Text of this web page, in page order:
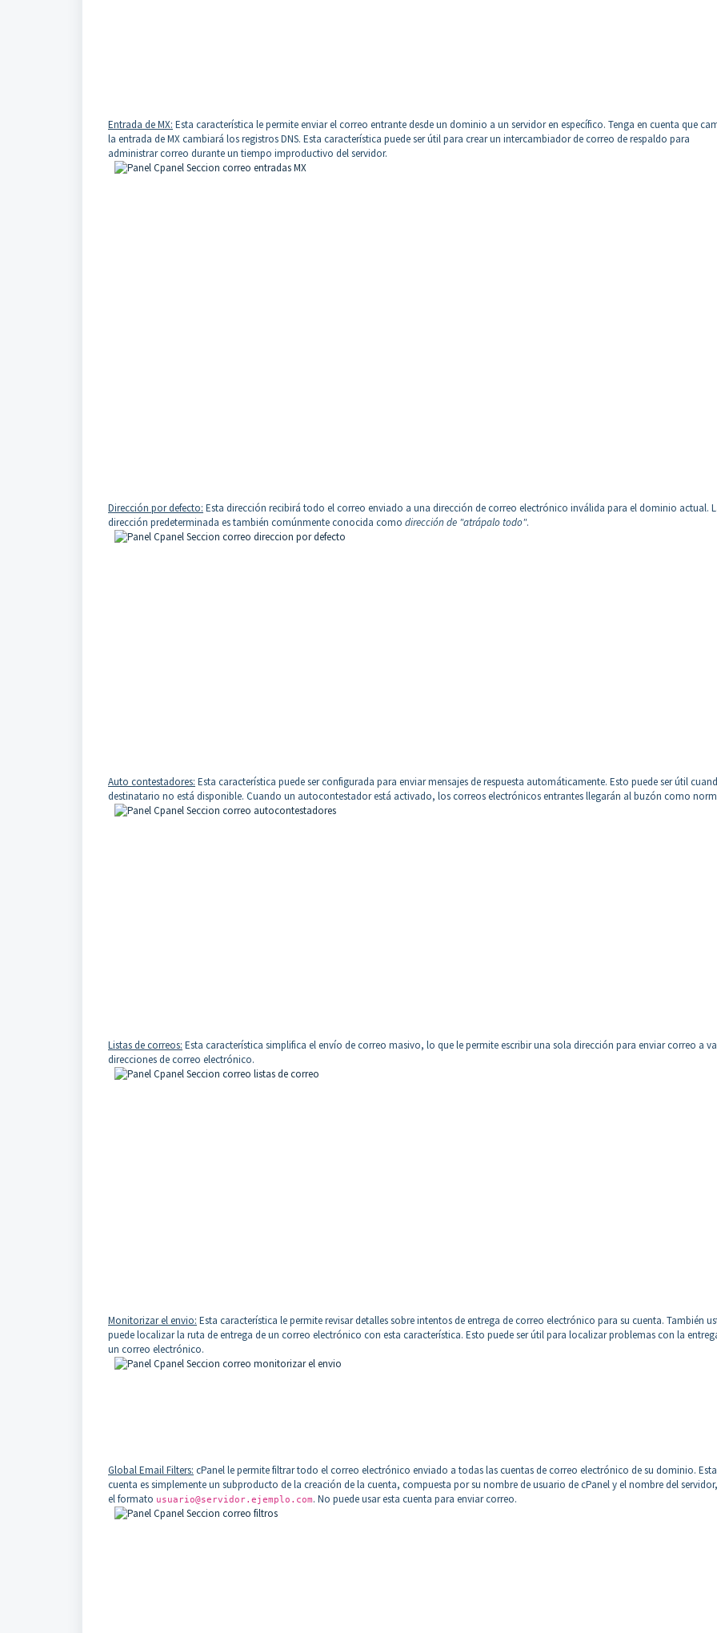
Entrada de MX: Esta característica le permite enviar el correo entrante desde un dominio a un servidor en específico. Tenga en cuenta que
la entrada de MX cambiará los registros DNS. Esta característica puede ser útil para crear un intercambiador de correo de respaldo para
administrar correo durante un tiempo improductivo del servidor.
Dirección por defecto: Esta dirección recibirá todo el correo enviado a una dirección de correo electrónico inválida para el dominio actual.
dirección predeterminada es también comúnmente conocida como dirección de "atrápalo todo".
Auto contestadores: Esta característica puede ser configurada para enviar mensajes de respuesta automáticamente. Esto puede ser útil
destinatario no está disponible. Cuando un autocontestador está activado, los correos electrónicos entrantes llegarán al buzón como
Listas de correos: Esta característica simplifica el envío de correo masivo, lo que le permite escribir una sola dirección para enviar correo a
direcciones de correo electrónico.
Monitorizar el envio: Esta característica le permite revisar detalles sobre intentos de entrega de correo electrónico para su cuenta. También
puede localizar la ruta de entrega de un correo electrónico con esta característica. Esto puede ser útil para localizar problemas con la
un correo electrónico.
Global Email Filters: cPanel le permite filtrar todo el correo electrónico enviado a todas las cuentas de correo electrónico de su dominio. Esta
cuenta es simplemente un subproducto de la creación de la cuenta, compuesta por su nombre de usuario de cPanel y el nombre del
el formato usuario@servidor.ejemplo.com. No puede usar esta cuenta para enviar correo.